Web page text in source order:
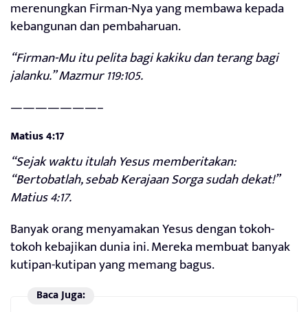
merenungkan Firman-Nya yang membawa kepada
kebangunan dan pembaharuan.
“Firman-Mu itu pelita bagi kakiku dan terang bagi
jalanku.” Mazmur 119:105.
———————–
Matius 4:17
“Sejak waktu itulah Yesus memberitakan:
“Bertobatlah, sebab Kerajaan Sorga sudah dekat!”
Matius 4:17.
Banyak orang menyamakan Yesus dengan tokoh-
tokoh kebajikan dunia ini. Mereka membuat banyak
kutipan-kutipan yang memang bagus.
Baca Juga: